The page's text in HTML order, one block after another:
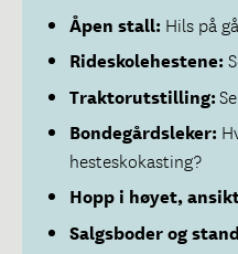
Åpen stall:Hils på
Rideskolehestene:
Traktorutstilling:
Bondegårdsleker:
hesteskokasting?
Hopp i høyet, a
Salgsboder og